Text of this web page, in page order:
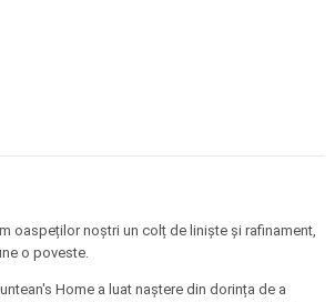
oaspeților noștri un colț de liniște și rafinament,
o poveste.
Home a luat naștere din dorința de a